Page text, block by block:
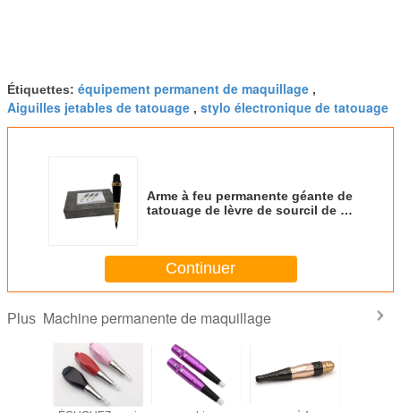
Étiquettes: équipement permanent de maquillage ,
Aiguilles jetables de tatouage , stylo électronique de tatouage
Arme à feu permanente géante de
tatouage de lèvre de sourcil de la
Continuer
Plus Machine permanente de maquillage